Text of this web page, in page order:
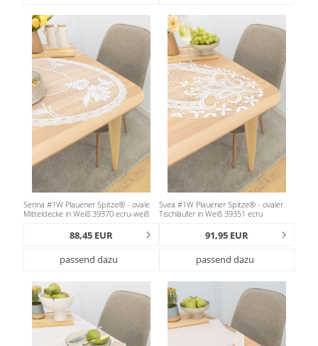
Serina #1W Plauener Spitze® - ovale
Mitteldecke in Weiß 39370 ecru-weiß
88,45 EUR
passend dazu
Svea #1W Plauener Spitze® - ovaler
Tischläufer in Weiß 39351 ecru
91,95 EUR
passend dazu